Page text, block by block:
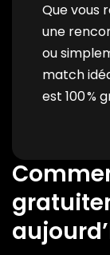
Que vous
une
ou
match
est 100 %